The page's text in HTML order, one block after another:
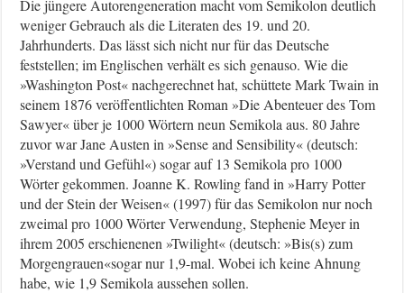
Die jüngere Autorengeneration macht vom Semikolon deutlich
weniger Gebrauch als die Literaten des 19. und 20.
Jahrhunderts. Das lässt sich nicht nur für das Deutsche
feststellen; im Englischen verhält es sich genauso. Wie die
»Washington Post« nachgerechnet hat, schüttete Mark Twain in
seinem 1876 veröffentlichten Roman »Die Abenteuer des Tom
Sawyer« über je 1000 Wörtern neun Semikola aus. 80 Jahre
zuvor war Jane Austen in »Sense and Sensibility« (deutsch:
»Verstand und Gefühl«) sogar auf 13 Semikola pro 1000
Wörter gekommen. Joanne K. Rowling fand in »Harry Potter
und der Stein der Weisen« (1997) für das Semikolon nur noch
zweimal pro 1000 Wörter Verwendung, Stephenie Meyer in
ihrem 2005 erschienenen »Twilight« (deutsch: »Bis(s) zum
Morgengrauen«sogar nur 1,9-mal. Wobei ich keine Ahnung
habe, wie 1,9 Semikola aussehen sollen.